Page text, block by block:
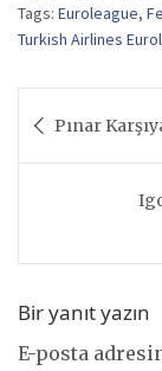
Tags: Euroleague,
Turkish Airlines
gezinmesi
Pınar
Bir yanıt yazın
E-posta